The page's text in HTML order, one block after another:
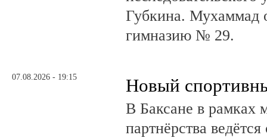
Губкина. Мухаммад
гимназию № 29.
07.08.2026 - 19:15 Новый
В Баксане в рамках
партнёрства